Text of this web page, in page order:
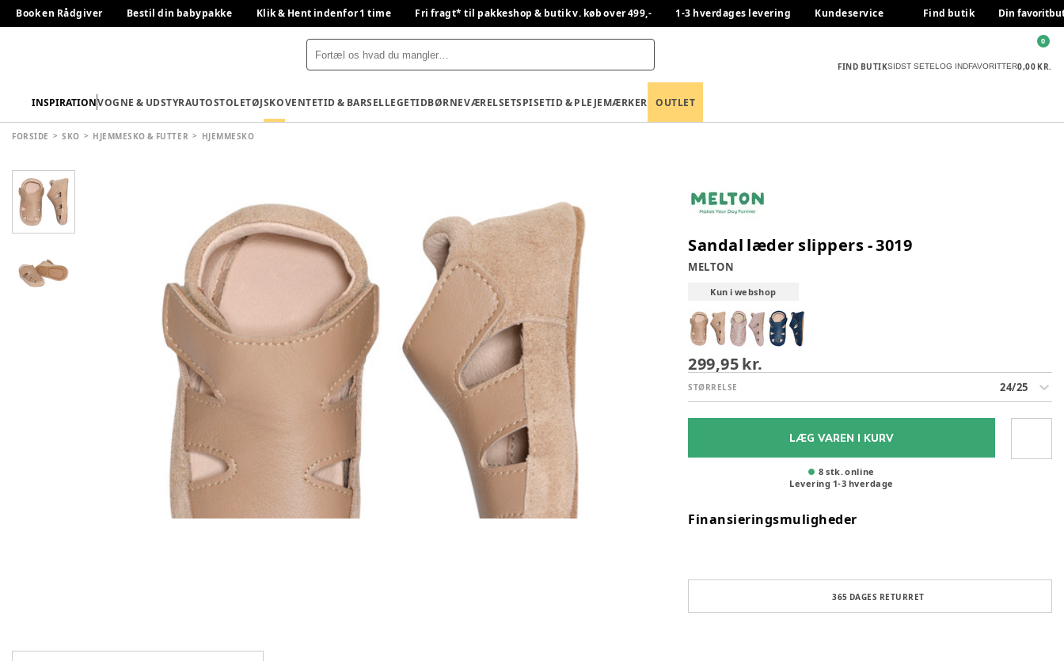
Book en Rådgiver Bestil din babypakke Klik & Hent indenfor 1 time Fri fragt* til pakkeshop & butik v. køb over 499,- 1-3 hverdages levering Kundeservice Find butik Din
FIND BUTIKSIDST SETELOG INDFAVORITTER0,00 KR.
0
INSPIRATIONVOGNE & UDSTYRAUTOSTOLETØJSKOVENTETID & BARSELLEGETIDBØRNEVÆRELSETSPISETID & PLEJEMÆRKER OUTLET
FORSIDE SKO HJEMMESKO & FUTTER HJEMMESKO
Sandal læder slippers - 3019
MELTON
Kun i webshop
299,95 kr.
STØRRELSE 24/25
LÆG VAREN I KURV
8 stk. online
Levering 1-3 hverdage
Finansieringsmuligheder
365 DAGES RETURRET